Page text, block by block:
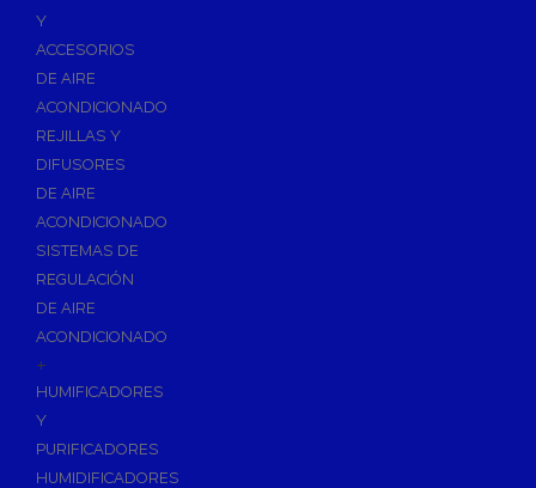
Termometros
Otros accesorios de calefacción
Accesorios de Radiadores
Tapones, purgadores y accesorios para radiador
Soportes para Radiadores
Acumuladores e Interacumuladores
Bombas Circuladoras / Grupos de Bombeo
Bombas de Calefacción
Bombas Simples para ACS
Calderas
Grupos Térmicos de Gasóleo
Y
ACCESORIOS
DE AIRE
ACONDICIONADO
REJILLAS Y
DIFUSORES
DE AIRE
ACONDICIONADO
SISTEMAS DE
REGULACIÓN
DE AIRE
ACONDICIONADO
+
HUMIFICADORES
Y
PURIFICADORES
HUMIDIFICADORES